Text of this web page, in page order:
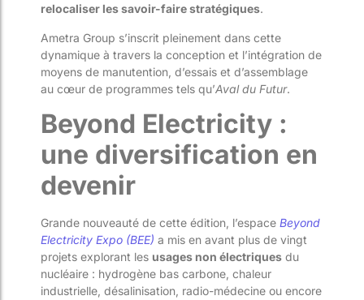
relocaliser les savoir-faire stratégiques.
Ametra Group s’inscrit pleinement dans cette
dynamique à travers la conception et l’intégration de
moyens de manutention, d’essais et d’assemblage
au cœur de programmes tels qu’Aval du Futur.
Beyond Electricity :
une diversification en
devenir
Grande nouveauté de cette édition, l’espace Beyond
Electricity Expo (BEE) a mis en avant plus de vingt
projets explorant les usages non électriques du
nucléaire : hydrogène bas carbone, chaleur
industrielle, désalinisation, radio-médecine ou encore